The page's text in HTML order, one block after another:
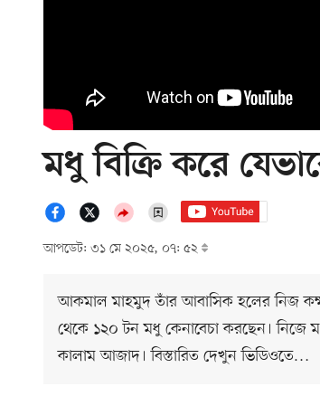
মধু বিক্রি করে
আপডেট: ৩১ মে ২০২৫, ০৭: ৫২
আকমাল মাহমুদ তাঁর আবাসিক হলের নিজ
থেকে ১২০ টন মধু কেনাবেচা করছেন।
কালাম আজাদ। বিস্তারিত দেখুন ভিডিওতে…